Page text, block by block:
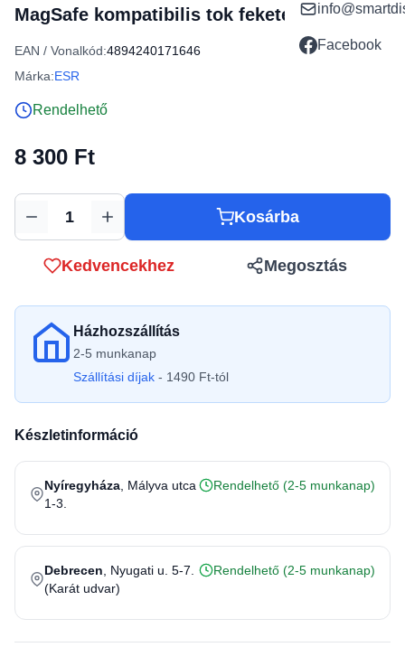
Facebook
MagSafe kompatibilis tok fekete
EAN / Vonalkód:4894240171646
Márka:ESR
Rendelhető
8 300 Ft
Mennyiség Kosárba
Kedvencekhez Megosztás
Házhozszállítás
2-5 munkanap
Szállítási díjak - 1490 Ft-tól
Készletinformáció
Nyíregyháza , Mályva utca
1-3.
Rendelhető (2-5 munkanap)
Debrecen , Nyugati u. 5-7.
(Karát udvar)
Rendelhető (2-5 munkanap)